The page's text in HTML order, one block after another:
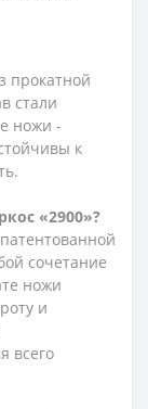
прокатной
стали
ножи -
к
«2900»?
сочетание
ножи
и
всего